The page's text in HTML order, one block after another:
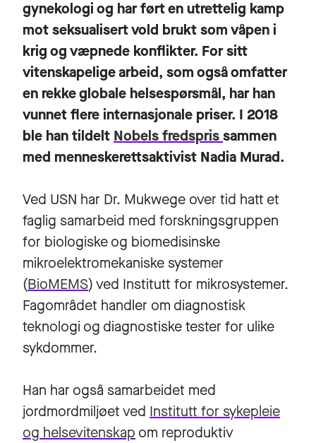
gynekologi og har ført en utrettelig kamp
mot seksualisert vold brukt som våpen i
krig og væpnede konflikter. For sitt
vitenskapelige arbeid, som også omfatter
en rekke globale helsespørsmål, har han
vunnet flere internasjonale priser. I 2018
ble han tildelt Nobels fredsprissammen
med menneskerettsaktivist Nadia Murad.
Ved USN har Dr. Mukwege over tid hatt et
faglig samarbeid med forskningsgruppen
for biologiske og biomedisinske
mikroelektromekaniske systemer
(BioMEMS) ved Institutt for mikrosystemer.
Fagområdet handler om diagnostisk
teknologi og diagnostiske tester for ulike
sykdommer.
Han har også samarbeidet med
jordmordmiljøet ved Institutt for sykepleie
og helsevitenskap om reproduktiv